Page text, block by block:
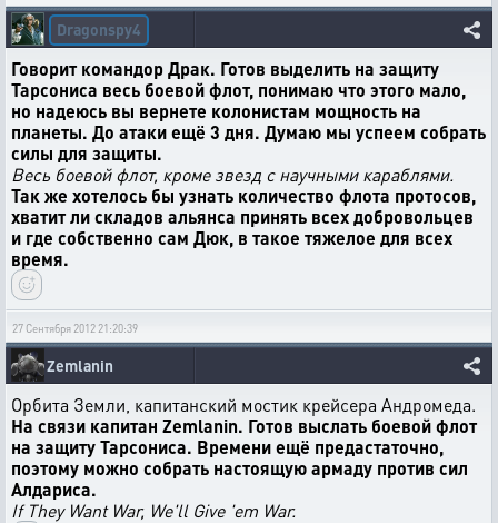
Dragonspy4
Говорит командор Драк. Готов выделить на защиту
Тарсониса весь боевой флот, понимаю что этого мало,
но надеюсь вы вернете колонистам мощность на
планеты. До атаки ещё 3 дня. Думаю мы успеем собрать
силы для защиты.
Весь боевой флот, кроме звезд с научными караблями.
Так же хотелось бы узнать количество флота протосов,
хватит ли складов альянса принять всех добровольцев
и где собственно сам Дюк, в такое тяжелое для всех
время.
27 Сентября 2012 21:20:39
Zemlanin
Орбита Земли, капитанский мостик крейсера Андромеда.
На связи капитан Zemlanin. Готов выслать боевой флот
на защиту Тарсониса. Времени ещё предастаточно,
поэтому можно собрать настоящую армаду против сил
Алдариса.
If They Want War, We'll Give 'em War.